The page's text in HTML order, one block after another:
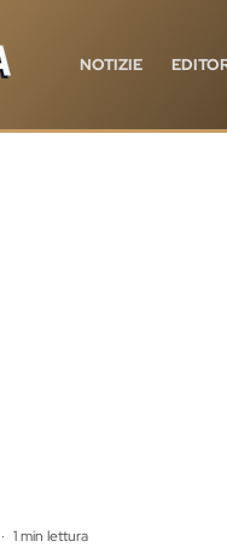
NOTIZIE
· 1 min lettura